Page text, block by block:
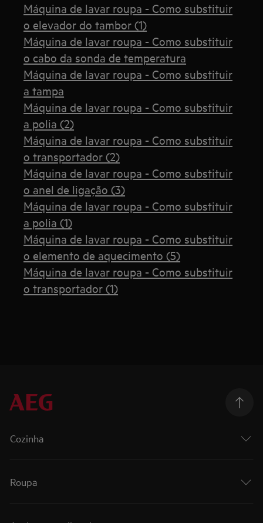
Máquina de lavar roupa - Como substituir
o elevador do tambor (1)
Máquina de lavar roupa - Como substituir
o cabo da sonda de temperatura
Máquina de lavar roupa - Como substituir
a tampa
Máquina de lavar roupa - Como substituir
a polia (2)
Máquina de lavar roupa - Como substituir
o transportador (2)
Máquina de lavar roupa - Como substituir
o anel de ligação (3)
Máquina de lavar roupa - Como substituir
a polia (1)
Máquina de lavar roupa - Como substituir
o elemento de aquecimento (5)
Máquina de lavar roupa - Como substituir
o transportador (1)
Cozinha
Roupa